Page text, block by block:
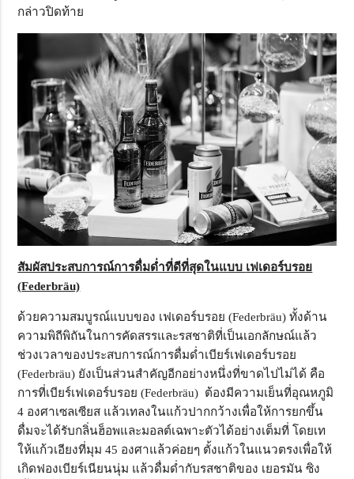
กล่าวปิดท้าย
สัมผัสประสบการณ์การดื่มด่ำที่ดีที่สุดในแบบ เฟเดอร์บรอย
(Federbräu)
ด้วยความสมบูรณ์แบบของ เฟเดอร์บรอย (Federbräu) ทั้งด้าน
ความพิถีพิถันในการคัดสรรและรสชาติที่เป็นเอกลักษณ์แล้ว
ช่วงเวลาของประสบการณ์การดื่มด่ำเบียร์เฟเดอร์บรอย
(Federbräu) ยังเป็นส่วนสำคัญอีกอย่างหนึ่งที่ขาดไปไม่ได้ คือ
การที่เบียร์เฟเดอร์บรอย (Federbräu) ต้องมีความเย็นที่อุณหภูมิ
4 องศาเซลเซียส แล้วเทลงในแก้วปากกว้างเพื่อให้การยกขึ้น
ดื่มจะได้รับกลิ่นฮ็อพและมอลต์เฉพาะตัวได้อย่างเต็มที่ โดยเท
ให้แก้วเอียงที่มุม 45 องศาแล้วค่อยๆ ตั้งแก้วในแนวตรงเพื่อให้
เกิดฟองเบียร์เนียนนุ่ม แล้วดื่มด่ำกับรสชาติของ เยอรมัน ซิง